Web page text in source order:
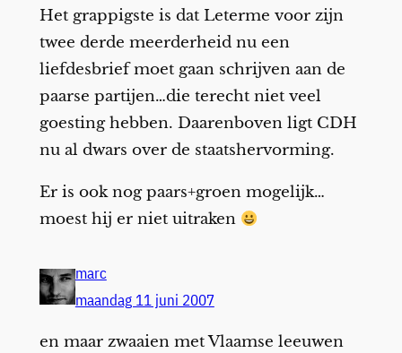
Het grappigste is dat Leterme voor zijn
twee derde meerderheid nu een
liefdesbrief moet gaan schrijven aan de
paarse partijen…die terecht niet veel
goesting hebben. Daarenboven ligt CDH
nu al dwars over de staatshervorming.
Er is ook nog paars+groen mogelijk…
moest hij er niet uitraken
marc
maandag 11 juni 2007
en maar zwaaien met Vlaamse leeuwen